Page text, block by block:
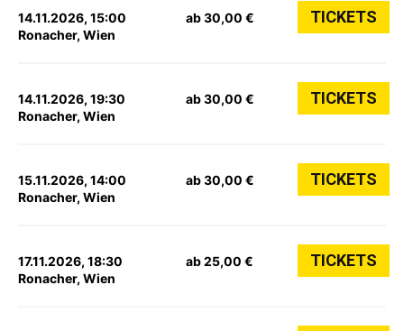
14.11.2026, 15:00
Ronacher, Wien
ab 30,00 € TICKETS
14.11.2026, 19:30
Ronacher, Wien
ab 30,00 € TICKETS
15.11.2026, 14:00
Ronacher, Wien
ab 30,00 € TICKETS
17.11.2026, 18:30
Ronacher, Wien
ab 25,00 € TICKETS